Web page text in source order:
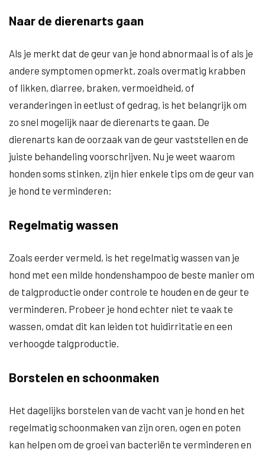
Naar de dierenarts gaan
Als je merkt dat de geur van je hond abnormaal is of als je
andere symptomen opmerkt, zoals overmatig krabben
of likken, diarree, braken, vermoeidheid, of
veranderingen in eetlust of gedrag, is het belangrijk om
zo snel mogelijk naar de dierenarts te gaan. De
dierenarts kan de oorzaak van de geur vaststellen en de
juiste behandeling voorschrijven. Nu je weet waarom
honden soms stinken, zijn hier enkele tips om de geur van
je hond te verminderen:
Regelmatig wassen
Zoals eerder vermeld, is het regelmatig wassen van je
hond met een milde hondenshampoo de beste manier om
de talgproductie onder controle te houden en de geur te
verminderen. Probeer je hond echter niet te vaak te
wassen, omdat dit kan leiden tot huidirritatie en een
verhoogde talgproductie.
Borstelen en schoonmaken
Het dagelijks borstelen van de vacht van je hond en het
regelmatig schoonmaken van zijn oren, ogen en poten
kan helpen om de groei van bacteriën te verminderen en